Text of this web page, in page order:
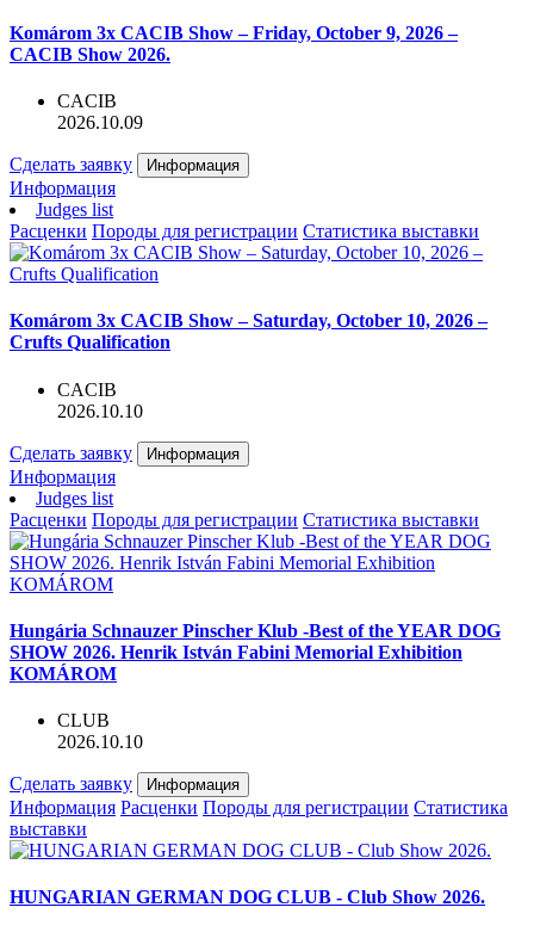
Komárom 3x CACIB Show – Friday, October 9, 2026 –
CACIB Show 2026.
CACIB
2026.10.09
Сделать заявку Информация
Информация
Judges list
Расценки Породы для регистрации Статистика выставки
Komárom 3x CACIB Show – Saturday, October 10, 2026 –
Crufts Qualification
CACIB
2026.10.10
Сделать заявку Информация
Информация
Judges list
Расценки Породы для регистрации Статистика выставки
Hungária Schnauzer Pinscher Klub -Best of the YEAR DOG
SHOW 2026. Henrik István Fabini Memorial Exhibition
KOMÁROM
CLUB
2026.10.10
Сделать заявку Информация
Информация Расценки Породы для регистрации Статистика
выставки
HUNGARIAN GERMAN DOG CLUB - Club Show 2026.